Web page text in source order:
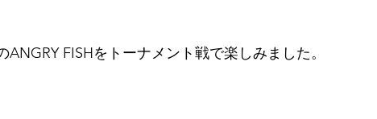
ーツ部
ANGRY FISHをトーナメント戦で楽しみました。